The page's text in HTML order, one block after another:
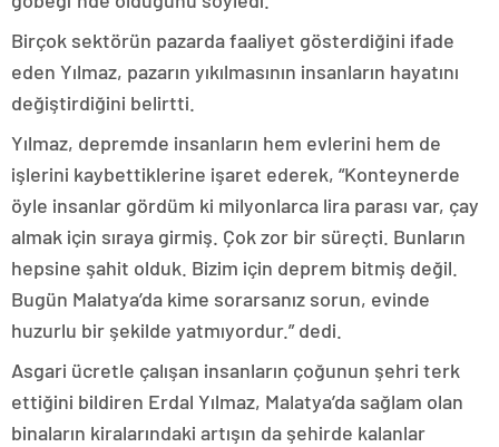
Birçok sektörün pazarda faaliyet gösterdiğini ifade
eden Yılmaz, pazarın yıkılmasının insanların hayatını
değiştirdiğini belirtti.
Yılmaz, depremde insanların hem evlerini hem de
işlerini kaybettiklerine işaret ederek, “Konteynerde
öyle insanlar gördüm ki milyonlarca lira parası var, çay
almak için sıraya girmiş. Çok zor bir süreçti. Bunların
hepsine şahit olduk. Bizim için deprem bitmiş değil.
Bugün Malatya’da kime sorarsanız sorun, evinde
huzurlu bir şekilde yatmıyordur.” dedi.
Asgari ücretle çalışan insanların çoğunun şehri terk
ettiğini bildiren Erdal Yılmaz, Malatya’da sağlam olan
binaların kiralarındaki artışın da şehirde kalanlar